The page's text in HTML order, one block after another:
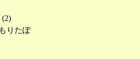
(2)
りたぽ